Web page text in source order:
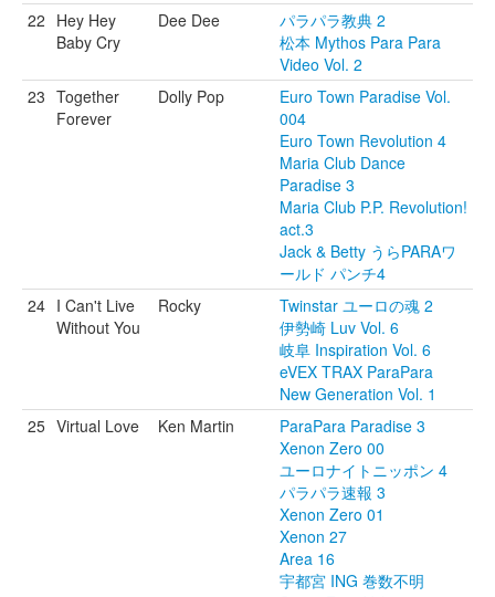
22 Hey Hey
Baby Cry
Dee Dee
パラパラ教典 2
松本 Mythos Para Para
Video Vol. 2
23 Together
Forever
Dolly Pop
Euro Town Paradise Vol.
004
Euro Town Revolution 4
Maria Club Dance
Paradise 3
Maria Club P.P. Revolution!
act.3
Jack & Betty うらPARAワ
ールド パンチ4
24 I Can't Live
Without You
Rocky
Twinstar ユーロの魂 2
伊勢崎 Luv Vol. 6
岐阜 Inspiration Vol. 6
eVEX TRAX ParaPara
New Generation Vol. 1
25 Virtual Love Ken Martin
ParaPara Paradise 3
Xenon Zero 00
ユーロナイトニッポン 4
パラパラ速報 3
Xenon Zero 01
Xenon 27
Area 16
宇都宮 ING 巻数不明